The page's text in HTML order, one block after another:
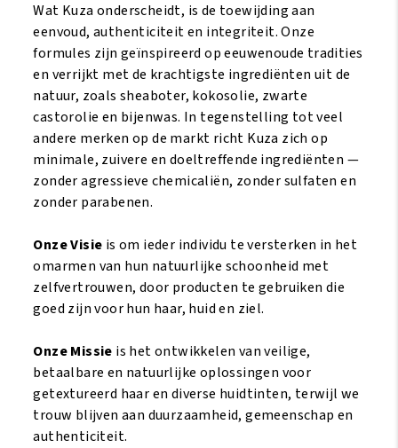
Wat Kuza onderscheidt, is de toewijding aan
eenvoud, authenticiteit en integriteit. Onze
formules zijn geïnspireerd op eeuwenoude tradities
en verrijkt met de krachtigste ingrediënten uit de
natuur, zoals sheaboter, kokosolie, zwarte
castorolie en bijenwas. In tegenstelling tot veel
andere merken op de markt richt Kuza zich op
minimale, zuivere en doeltreffende ingrediënten —
zonder agressieve chemicaliën, zonder sulfaten en
zonder parabenen.
Onze Visie is om ieder individu te versterken in het
omarmen van hun natuurlijke schoonheid met
zelfvertrouwen, door producten te gebruiken die
goed zijn voor hun haar, huid en ziel.
Onze Missie is het ontwikkelen van veilige,
betaalbare en natuurlijke oplossingen voor
getextureerd haar en diverse huidtinten, terwijl we
trouw blijven aan duurzaamheid, gemeenschap en
authenticiteit.